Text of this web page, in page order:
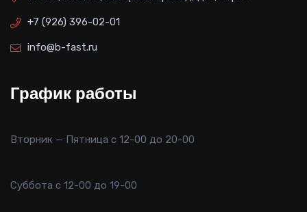
+7 (926) 396-02-01
info@b-fast.ru
График работы
Вторник — Пятница с 12-00 до 20-00
Суббота с 12-00 до 19-00